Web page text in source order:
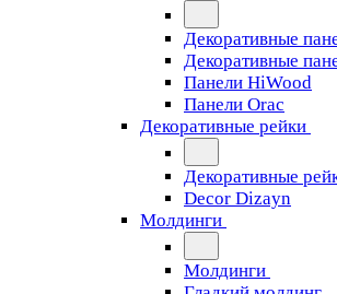
Декоративные
Декоративные
Панели HiWood
Панели Orac
Декоративные рейки
Декоративные
Decor Dizayn
Молдинги
Молдинги